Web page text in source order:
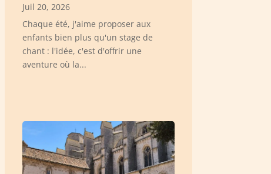
Juil 20, 2026
Chaque été, j'aime proposer aux
enfants bien plus qu'un stage de
chant : l'idée, c'est d'offrir une
aventure où la...